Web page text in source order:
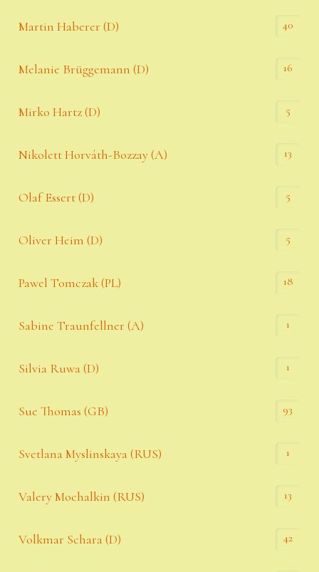
Martin Haberer (D) 40
Melanie Brüggemann (D) 16
Mirko Hartz (D) 5
Nikolett Horváth-Bozzay (A) 13
Olaf Essert (D) 5
Oliver Heim (D) 5
Pawel Tomczak (PL) 18
Sabine Traunfellner (A) 1
Silvia Ruwa (D) 1
Sue Thomas (GB) 93
Svetlana Myslinskaya (RUS) 1
Valery Mochalkin (RUS) 13
Volkmar Schara (D) 42